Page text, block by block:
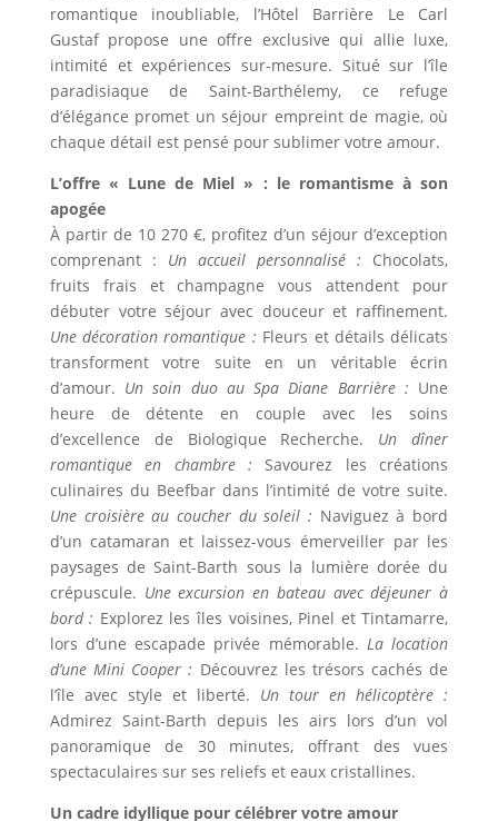
romantique inoubliable, l’Hôtel Barrière Le Carl
Gustaf propose une offre exclusive qui allie luxe,
intimité et expériences sur-mesure. Situé sur l’île
paradisiaque de Saint-Barthélemy, ce refuge
d’élégance promet un séjour empreint de magie, où
chaque détail est pensé pour sublimer votre amour.
L’offre « Lune de Miel » : le romantisme à son
apogée
À partir de 10 270 €, profitez d’un séjour d’exception
comprenant : Un accueil personnalisé : Chocolats,
fruits frais et champagne vous attendent pour
débuter votre séjour avec douceur et raffinement.
Une décoration romantique : Fleurs et détails délicats
transforment votre suite en un véritable écrin
d’amour. Un soin duo au Spa Diane Barrière : Une
heure de détente en couple avec les soins
d’excellence de Biologique Recherche. Un dîner
romantique en chambre : Savourez les créations
culinaires du Beefbar dans l’intimité de votre suite.
Une croisière au coucher du soleil : Naviguez à bord
d’un catamaran et laissez-vous émerveiller par les
paysages de Saint-Barth sous la lumière dorée du
crépuscule. Une excursion en bateau avec déjeuner à
bord : Explorez les îles voisines, Pinel et Tintamarre,
lors d’une escapade privée mémorable. La location
d’une Mini Cooper : Découvrez les trésors cachés de
l’île avec style et liberté. Un tour en hélicoptère :
Admirez Saint-Barth depuis les airs lors d’un vol
panoramique de 30 minutes, offrant des vues
spectaculaires sur ses reliefs et eaux cristallines.
Un cadre idyllique pour célébrer votre amour